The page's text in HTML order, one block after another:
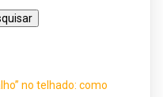
no telhado: como